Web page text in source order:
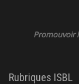
Promouvoir
Rubriques ISBL